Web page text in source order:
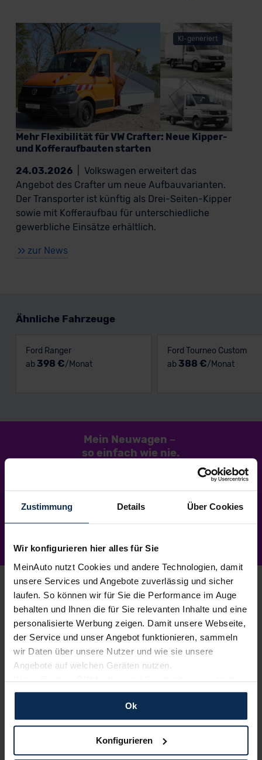
Zustimmung Details Über Cookies
Wir konfigurieren hier alles für Sie
MeinAuto nutzt Cookies und andere Technologien, damit
unsere Services und Angebote zuverlässig und sicher
laufen. So können wir für Sie die Performance im Auge
behalten und Ihnen die für Sie relevanten Inhalte und eine
personalisierte Werbung zeigen. Damit unsere Webseite,
der Service und unser Angebot funktionieren, sammeln
wir Daten über unsere Nutzer und wie sie unsere
Angebote auf welchen Geräten nutzen.
Wenn Sie das „OK“ finden, sind Sie damit einverstanden
und erlauben uns Cookies für unseren Service zu
verwenden und diese Daten an Dritte weiterzugeben,
etwa an unsere Marketingpartner. Falls Sie dem nicht
zustimmen möchten, beschränken wir uns auf die
Ok
Konfigurieren
KI-generiert
Mehr Flexibilität für VW Crafter: Neue Kipper-
und Kofferaufbauten starten
24.03.2026
Volkswagen erweitert das
Angebot des Crafter um neue Aufbauvarianten.
Der Transporter ist künftig als Drei-Seiten-Kipper
sowie mit Kofferaufbau für unterschiedliche
gewerbliche Einsätze erhältlich.
zur News
Ähnliche Fahrzeuge
Ford Ranger
ab 398 €/Monat
Ford Tourneo Custom
ab 388 €/Monat
Mein Neuwagen –
so einfach wie nie.
1.Wunschauto aussuchen
Du wählst dein Lieblingsmodell – wir suchen es für
garantiert zu Top-Preisen.
Bestes Angebot wählen
Du erhältst einindividuelles Angebot– inklusive
kompetenter Beratung und
persönlichem
Ansprechpartner
. Alles klar? Bestelle deinen